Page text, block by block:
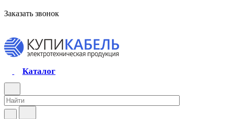
Заказать звонок
Каталог